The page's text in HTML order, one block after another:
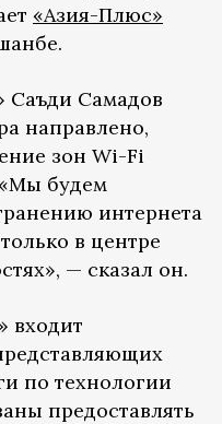
«Азия-Плюс»
Саъди Самадов
направлено,
зон Wi-Fi
будем
интернета
в центре
— сказал он.
входит
по технологии
предоставлять